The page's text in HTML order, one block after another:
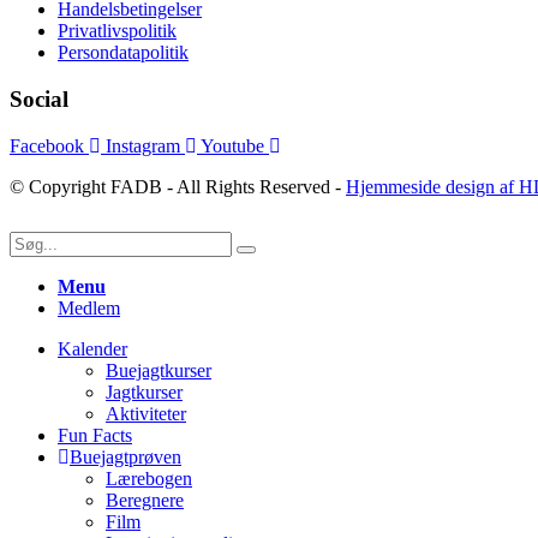
Handelsbetingelser
Privatlivspolitik
Persondatapolitik
Social
Facebook Instagram
Youtube
© Copyright FADB - All Rights Reserved - Hjemmeside design af
Menu
Medlem
Kalender
Buejagtkurser
Jagtkurser
Aktiviteter
Fun Facts
Buejagtprøven
Lærebogen
Beregnere
Film